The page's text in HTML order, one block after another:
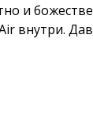
и
внутри.